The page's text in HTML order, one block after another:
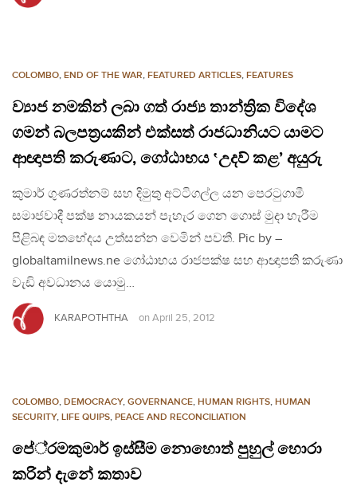
COLOMBO, END OF THE WAR, FEATURED ARTICLES, FEATURES
ව්‍යාජ නමකින් ලබා ගත් රාජ්‍ය තාන්ත්‍රික විදේශ
ගමන් බලපත්‍රයකින් එක්සත් රාජධානියට යාමට
ආඥාපති කරුණාට, ගෝඨාභය ‛උදව් කළ’ අයුරු
කුමාර් ගුණරත්නම් සහ දිමුතු අට්ටිගල්ල යන පෙරටුගාමී
සමාජවාදී පක්ෂ නායකයන් පැහැර ගෙන ගොස් මුදා හැරීම
පිළිබඳ මතභේදය උත්සන්න වෙමින් පවතී. Pic by –
globaltamilnews.ne ගෝඨාභය රාජපක්ෂ සහ ආඥාපති කරුණා
වැඩි අවධානය යොමු…
KARAPOTHTHA on April 25, 2012
COLOMBO, DEMOCRACY, GOVERNANCE, HUMAN RIGHTS, HUMAN
SECURITY, LIFE QUIPS, PEACE AND RECONCILIATION
පේ‍්‍රමකුමාර් ඉස්සීම නොහොත් පුහුල් හොරා
කරින් දැනේ කතාව